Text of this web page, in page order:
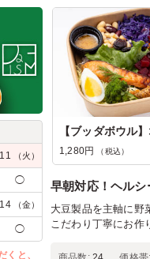
11 （火）
◯
14 （金）
◯
くと、
1,280円 （税込）
早朝対応！ヘル
大豆製品を主軸に野
こだわり丁寧にお作